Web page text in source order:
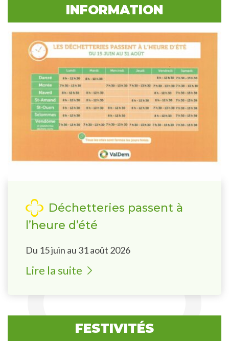
INFORMATION
Déchetteries passent à
l’heure d’été
Du 15 juin au 31 août 2026
Lire la suite
FESTIVITÉS